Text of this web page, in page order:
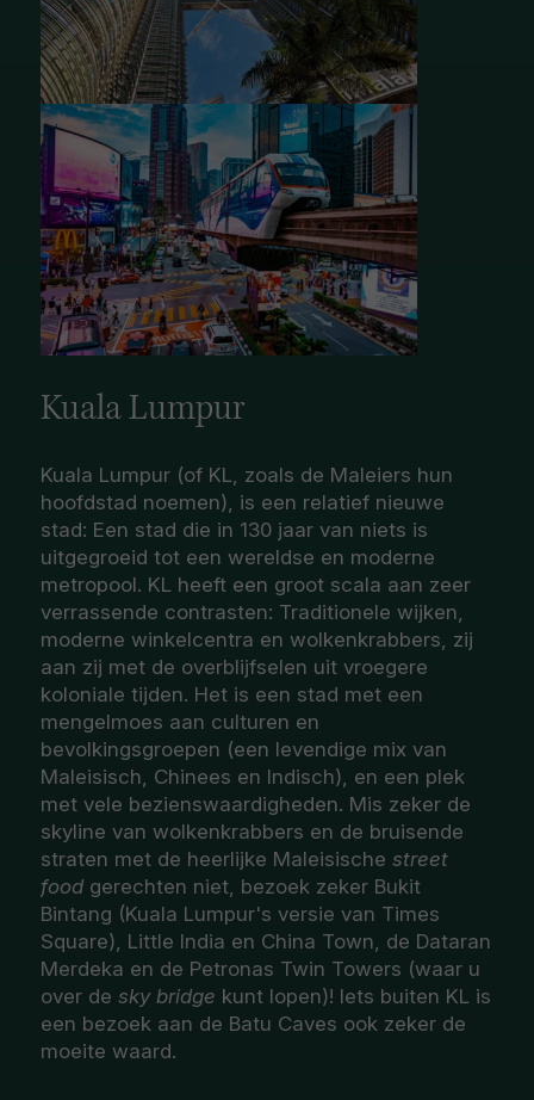
Kuala Lumpur
Kuala Lumpur (of KL, zoals de Maleiers hun
hoofdstad noemen), is een relatief nieuwe
stad: Een stad die in 130 jaar van niets is
uitgegroeid tot een wereldse en moderne
metropool. KL heeft een groot scala aan zeer
verrassende contrasten: Traditionele wijken,
moderne winkelcentra en wolkenkrabbers, zij
aan zij met de overblijfselen uit vroegere
koloniale tijden. Het is een stad met een
mengelmoes aan culturen en
bevolkingsgroepen (een levendige mix van
Maleisisch, Chinees en Indisch), en een plek
met vele bezienswaardigheden. Mis zeker de
skyline van wolkenkrabbers en de bruisende
straten met de heerlijke Maleisische street
food gerechten niet, bezoek zeker Bukit
Bintang (Kuala Lumpur's versie van Times
Square), Little India en China Town, de Dataran
Merdeka en de Petronas Twin Towers (waar u
over de sky bridge kunt lopen)! Iets buiten KL is
een bezoek aan de Batu Caves ook zeker de
moeite waard.